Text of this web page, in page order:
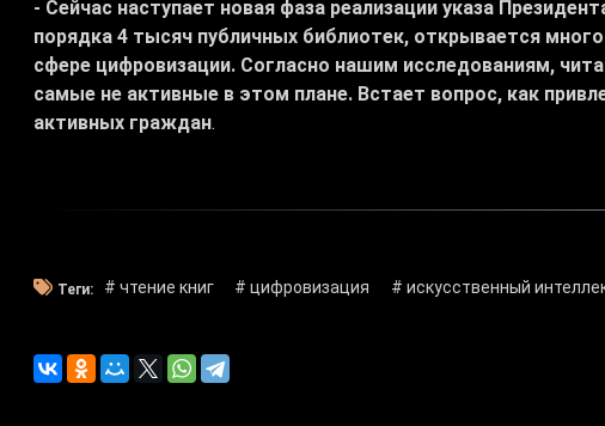
- Сейчас наступает новая фаза реализации указа
порядка 4 тысяч публичных библиотек, открывается
сфере цифровизации. Согласно нашим исследованиям,
самые не активные в этом плане. Встает вопрос, как
активных граждан.
Теги: # чтение книг # цифровизация # искусственный